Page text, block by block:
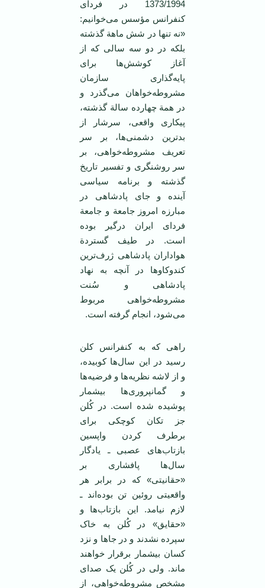
1373/1994 در فردای
کنفرانس مؤسس می‌خوانیم:
«نه تنها در شش ماهة گذشته
بلکه در دو سه سالی که از
آغاز کوشش‌ها برای
پایه‌گذاری سازمان
مشروطه‌خواهان می‌گذرد و
در همة چهارده سالة گذشته،
پیکاری واقعی، سرشار از
بدترین دشمنی‌ها، بر سر
تعریف مشروطه‌‌خواهی، بر
سر روشنگری و تفسیر تاریخ
گذشته و برنامه سیاسی
آینده و جای پادشاهی در
مبارزه امروز جامعة و جامعة
فردای ‌ایران درگیر بوده
است. در طیف گستردة
هواداران پادشاهی ژرف‌ترین
کندوکاوها در آنچه به نهاد
پادشاهی و سُنت
مشروطه‌خواهی مربوط
می‌شود، انجام گرفته است.
راهی که به کنفرانس کلن
رسید در ‌این سال‌ها کوبیده،
و از لاشه نظریه‌ها و فرضیه‌ها
و گمانپروری‌ها بیشمار
پوشیده شده است. در کُلن
جز تکان کوچکی برای
برطرف کردن واپسین
بازتاب‌های عصبی ـ یادگار
سال‌ها پافشاری بر
«حقانیتی» که در برابر هر
واقعیتی روئین تن بوده‌اند ـ
لازم نیامد.‌ این بازتاب‌ها و
«حقایق» در کُلن به خاک
سپرده نشدند و در جاها و نزد
کسان بیشمار برقرار خواهند
ماند. ولی در کُلن یک صدای
مشخص مشروطه‌خواهی، از